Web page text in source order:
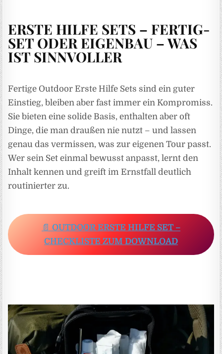
ERSTE HILFE SETS – FERTIG-
SET ODER EIGENBAU – WAS
IST SINNVOLLER
Fertige Outdoor Erste Hilfe Sets sind ein guter
Einstieg, bleiben aber fast immer ein Kompromiss.
Sie bieten eine solide Basis, enthalten aber oft
Dinge, die man draußen nie nutzt – und lassen
genau das vermissen, was zur eigenen Tour passt.
Wer sein Set einmal bewusst anpasst, lernt den
Inhalt kennen und greift im Ernstfall deutlich
routinierter zu.
📄 OUTDOOR ERSTE HILFE SET –
CHECKLISTE ZUM DOWNLOAD